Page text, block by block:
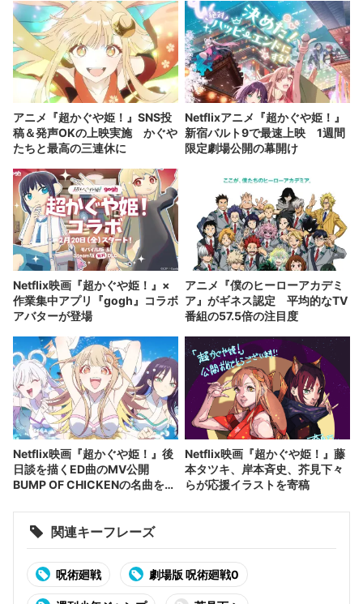
アニメ『超かぐや姫！』SNS投
稿＆発声OKの上映実施 かぐや
たちと最高の三連休に
Netflixアニメ『超かぐや姫！』
新宿バルト9で最速上映 1週間
限定劇場公開の幕開け
Netflix映画『超かぐや姫！』×
作業集中アプリ『gogh』コラボ
アバターが登場
アニメ『僕のヒーローアカデミ
ア』がギネス認定 平均的なTV
番組の57.5倍の注目度
Netflix映画『超かぐや姫！』後
日談を描くED曲のMV公開
BUMP OF CHICKENの名曲をリ
Netflix映画『超かぐや姫！』藤
本タツキ、岸本斉史、芥見下々
らが応援イラストを寄稿
関連キーフレーズ
呪術廻戦 劇場版 呪術廻戦0